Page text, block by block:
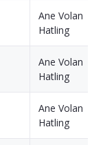
Ane Volan
Hatling
Ane Volan
Hatling
Ane Volan
Hatling